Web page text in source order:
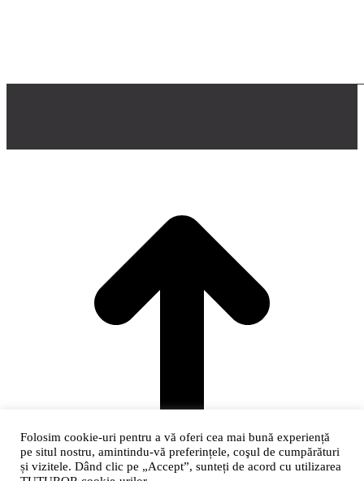
Folosim cookie-uri pentru a vă oferi cea mai bună experiență
pe situl nostru, amintindu-vă preferințele, coşul de cumpărături
și vizitele. Dând clic pe „Accept”, sunteți de acord cu utilizarea